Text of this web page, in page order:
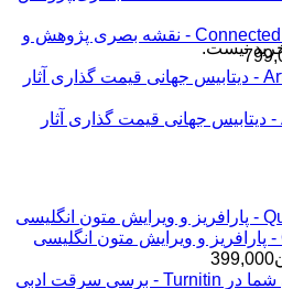
نیست.
اکانت پرمیوم Connected Papers - نقشه بصری پژوهش و
اکانت پرمیوم Artprice - دیتابیس جهانی قیمت ‌گذاری آثار
399,000محدوده
قیمت: